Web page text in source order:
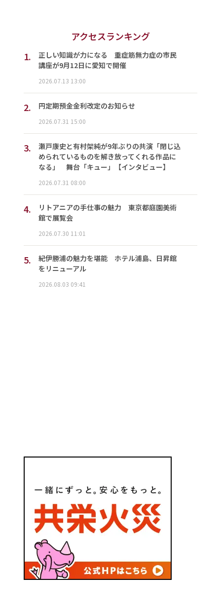
アクセスランキング
1.
正しい知識が力になる 重症筋無力症の市民
講座が9月12日に愛知で開催
2026.07.13 13:00
2. 円定期預金金利改定のお知らせ
2026.07.31 15:00
3.
瀬戸康史と有村架純が9年ぶりの共演「閉じ込
められているものを解き放ってくれる作品に
なる」 舞台「キュー」【インタビュー】
2026.07.31 08:00
4.
リトアニアの手仕事の魅力 東京都庭園美術
館で展覧会
2026.07.30 11:01
5.
紀伊勝浦の魅力を堪能 ホテル浦島、日昇館
をリニューアル
2026.08.03 09:41